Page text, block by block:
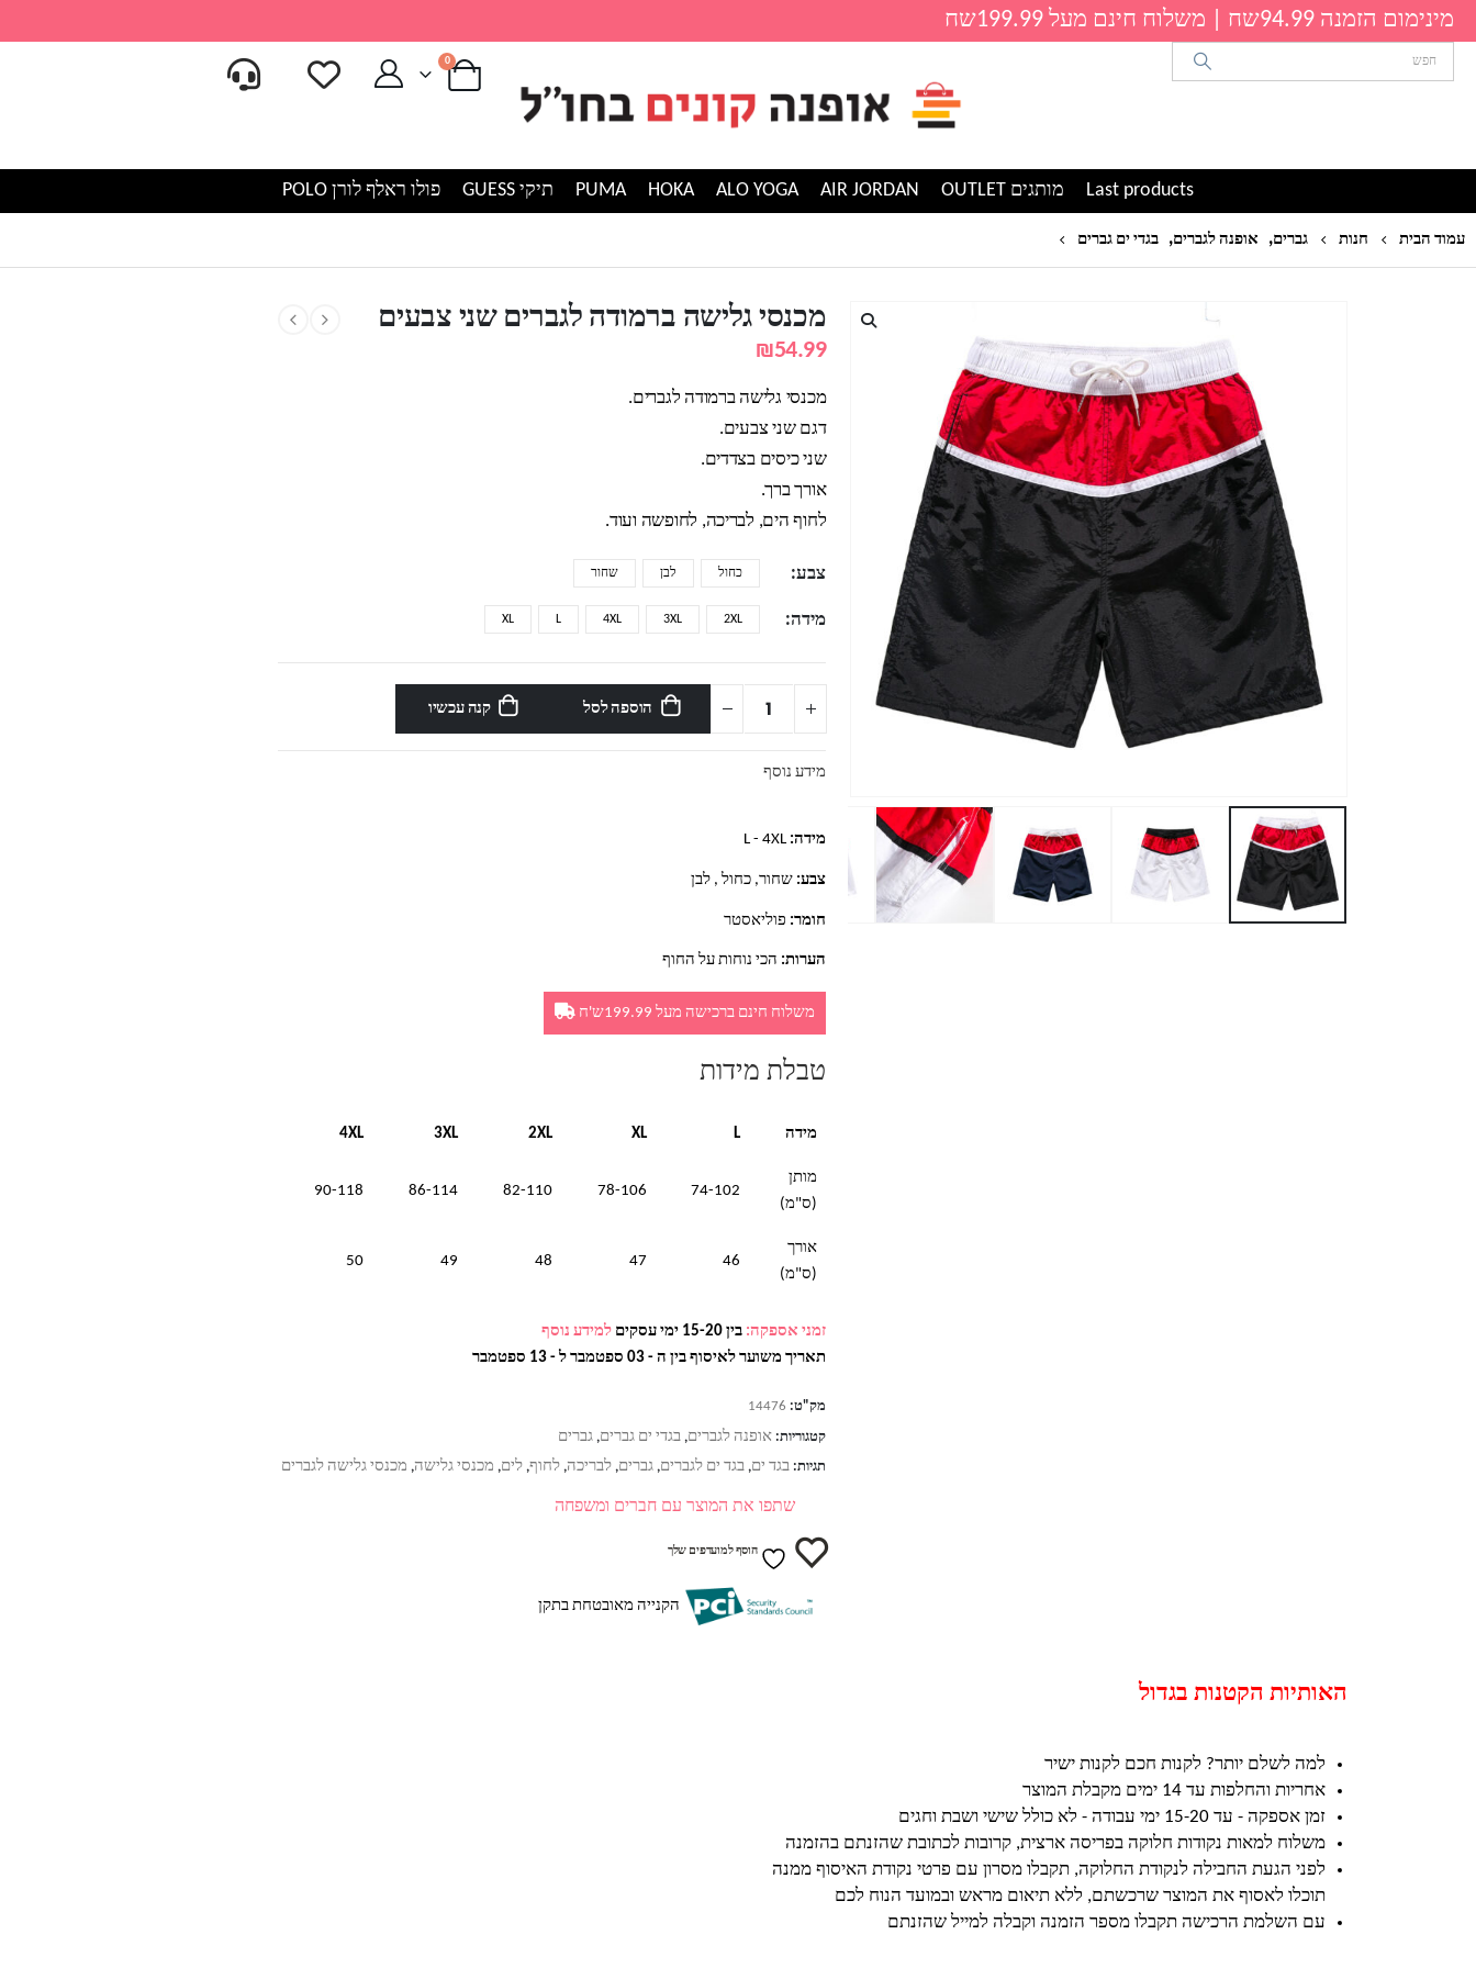
מינימום הזמנה 94.99שח | משלוח חינם מעל 199.99שח
0
Last products מותגים OUTLET AIR JORDAN
ALO YOGA
HOKA
PUMA תיקי GUESS פולו ראלף לורן POLO
עמוד הבית חנות גברים, אופנה לגברים, בגדי ים גברים
מכנסי גלישה ברמודה לגברים שני צבעים
₪54.99
מכנסי גלישה ברמודה לגברים.
דגם שני צבעים.
שני כיסים בצדדים.
אורך ברך.
לחוף הים, לבריכה, לחופשה ועוד.
צבע כחול לבן שחור
מידה 2XL
3XL
4XL
L
XL
הוספה לסל קנה עכשיו
מידע נוסף
מידה: L - 4XL
צבע: שחור, כחול , לבן
חומר: פוליאסטר
הערות: הכי נוחות על החוף
משלוח חינם ברכישה מעל 199.99ש'ח
טבלת מידות
מידה L
XL
2XL
3XL
4XL
מותן
(ס"מ)
74-102
78-106
82-110
86-114
90-118
אורך
(ס"מ)
46
47
48
49
50
זמני אספקה: בין 15-20 ימי עסקים
למידע נוסף
תאריך משוער לאיסוף בין ה - 03 ספטמבר ל - 13 ספטמבר
מק"ט: 14476
קטגוריות: אופנה לגברים, בגדי ים גברים, גברים
תגיות: בגד ים, בגד ים לגברים, גברים, לבריכה, לחוף, לים, מכנסי גלישה, מכנסי גלישה לגברים
שתפו את המוצר עם חברים ומשפחה
הוסף למועדפים שלך
הקנייה מאובטחת בתקן
האותיות הקטנות בגדול
למה לשלם יותר? לקנות חכם לקנות ישיר
אחריות והחלפות עד 14 ימים מקבלת המוצר
זמן אספקה - עד 15-20 ימי עבודה - לא כולל שישי ושבת וחגים
משלוח למאות נקודות חלוקה בפריסה ארצית, קרובות לכתובת שהזנתם בהזמנה
לפני הגעת החבילה לנקודת החלוקה, תקבלו מסרון עם פרטי נקודת האיסוף ממנה
תוכלו לאסוף את המוצר שרכשתם, ללא תיאום מראש ובמועד הנוח לכם
עם השלמת הרכישה תקבלו מספר הזמנה וקבלה למייל שהזנתם